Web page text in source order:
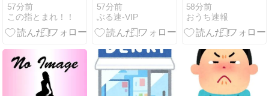
要？ 国交省が
本格的に調査
へ
57分前
この指とまれ！！
TierEランクで
した
wwwwwwwwww
57分前
ぶる速-VIP
ら夫に「元カ
ノのことを1
番愛してい
べたら10%ほ
どしか君を愛
していない。
親を喜ばせた
58分前
おうち速報